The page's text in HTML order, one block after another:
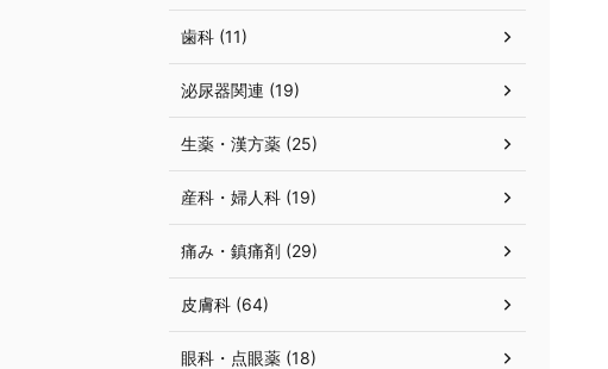
歯科 (11)
泌尿器関連 (19)
生薬・漢方薬 (25)
産科・婦人科 (19)
痛み・鎮痛剤 (29)
皮膚科 (64)
眼科・点眼薬 (18)